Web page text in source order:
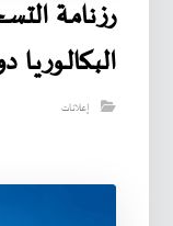
رزنامـة
البـكالـوريـا
إعلانات